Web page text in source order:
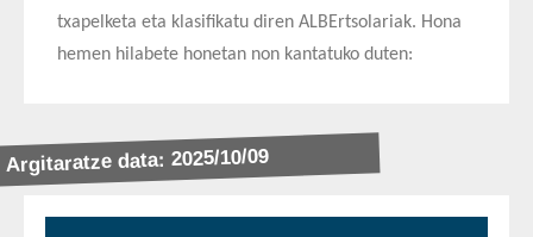
txapelketa eta klasifikatu diren ALBErtsolariak. Hona
hemen hilabete honetan non kantatuko duten:
Argitaratze data: 2025/10/09